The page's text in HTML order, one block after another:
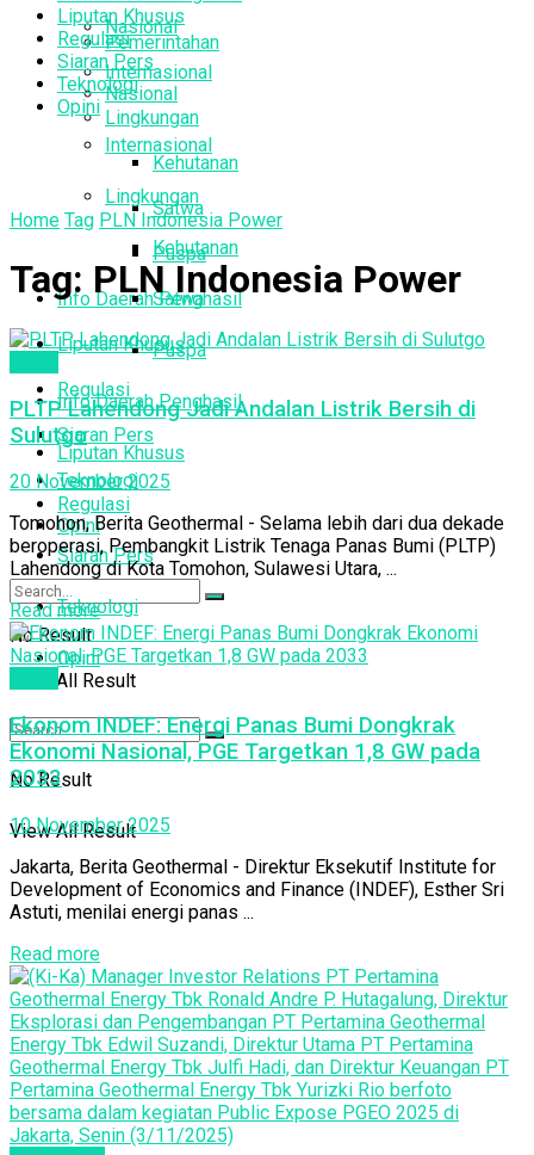
Nasional
Internasional
Lingkungan
Kehutanan
Satwa
Puspa
Info Daerah Penghasil
Liputan Khusus
Regulasi
Siaran Pers
Teknologi
Opini
No Result
View All Result
Pemerintahan
Nasional
Internasional
Lingkungan
Kehutanan
Satwa
Puspa
Info Daerah Penghasil
Liputan Khusus
Regulasi
Siaran Pers
Teknologi
Opini
No Result
View All Result
Liputan Khusus
Regulasi
Siaran Pers
Teknologi
Opini
Home Tag PLN Indonesia Power
Tag: PLN Indonesia Power
PLTP Lahendong Jadi Andalan Listrik Bersih di
Sulutgo
20 November 2025
Tomohon, Berita Geothermal - Selama lebih dari dua dekade
beroperasi, Pembangkit Listrik Tenaga Panas Bumi (PLTP)
Lahendong di Kota Tomohon, Sulawesi Utara, ...
Read more
Ekonom INDEF: Energi Panas Bumi Dongkrak
Ekonomi Nasional, PGE Targetkan 1,8 GW pada
2033
10 November 2025
Jakarta, Berita Geothermal - Direktur Eksekutif Institute for
Development of Economics and Finance (INDEF), Esther Sri
Astuti, menilai energi panas ...
Read more